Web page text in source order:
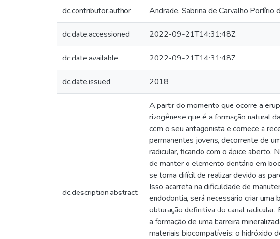
dc.contributor.author Andrade, Sabrina de Carvalho Porfírio
dc.date.accessioned 2022-09-21T14:31:48Z
dc.date.available 2022-09-21T14:31:48Z
dc.date.issued 2018
dc.description.abstract
A partir do momento que ocorre a
rizogênese que é a formação natural
com o seu antagonista e comece a
permanentes jovens, decorrente de
radicular, ficando com o ápice aberto.
de manter o elemento dentário em
se torna difícil de realizar devido as
Isso acarreta na dificuldade de
endodontia, será necessário criar
obturação definitiva do canal radicular.
a formação de uma barreira
materiais biocompatíveis: o hidróxido